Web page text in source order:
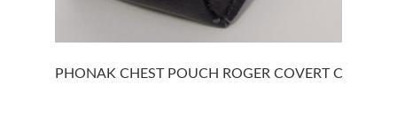
PHONAK CHEST POUCH ROGER COVERT C